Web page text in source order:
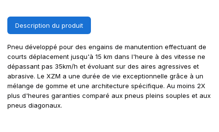
Description du produit
Pneu développé pour des engains de manutention effectuant de
courts déplacement jusqu'à 15 km dans l'heure à des vitesse ne
dépassant pas 35km/h et évoluant sur des aires agressives et
abrasive. Le XZM a une durée de vie exceptionnelle grâce à un
mélange de gomme et une architecture spécifique. Au moins 2X
plus d'heures garanties comparé aux pneus pleins souples et aux
pneus diagonaux.